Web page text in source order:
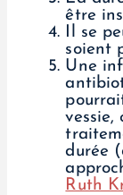
être
Il se
soient
Une
vessie,
durée
Ruth